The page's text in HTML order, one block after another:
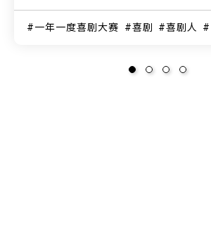
一年一度喜剧大赛 喜剧 喜剧人